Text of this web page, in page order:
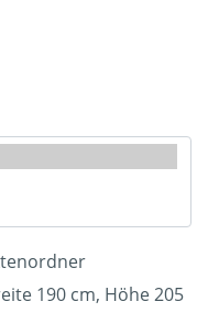
190 cm, Höhe 205